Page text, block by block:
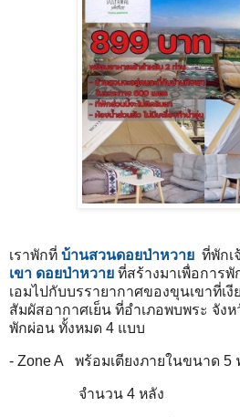
เราพักที่ บ้านสวนดอยป่าหวาย ที่พักเ
เขา ดอยป่าหวาย ที่สร้างมาเพื่อการ
เอมไปกับบรรายากาศของขุนเขาที่เ
สัมผัสอากาศเย็น ที่อำเภอพบพระ จัง
พักผ่อน ทั้งหมด 4 แบบ
- Zone A พร้อมเตียงภายในขนาด 5
จำนวน 4 หลัง